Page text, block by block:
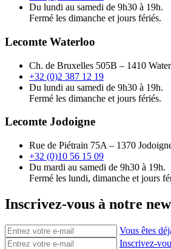
Du lundi au samedi de 9h30 à 19h.
Fermé les dimanche et jours fériés.
Lecomte Waterloo
Ch. de Bruxelles 505B – 1410
+32 (0)2 387 12 19
Du lundi au samedi de 9h30 à 19h.
Fermé les dimanche et jours fériés.
Lecomte Jodoigne
Rue de Piétrain 75A – 1370
+32 (0)10 56 15 09
Du mardi au samedi de 9h30 à 19h.
Fermé les lundi, dimanche et jours
Inscrivez-vous à notre
Vous êtes
Inscrivez-